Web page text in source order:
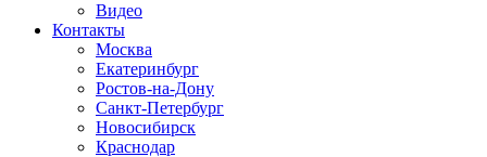
Видео
Контакты
Москва
Екатеринбург
Ростов-на-Дону
Санкт-Петербург
Новосибирск
Краснодар